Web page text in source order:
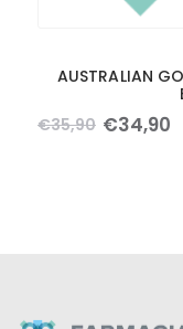
AUSTRALIAN
€35,90 €34,90